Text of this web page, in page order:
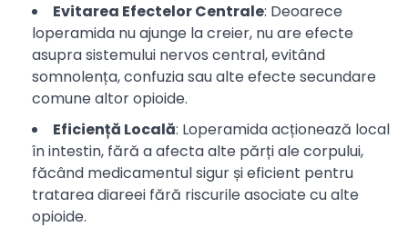
Evitarea Efectelor Centrale: Deoarece
loperamida nu ajunge la creier, nu are efecte
asupra sistemului nervos central, evitând
somnolența, confuzia sau alte efecte secundare
comune altor opioide.
Eficiență Locală: Loperamida acționează local
în intestin, fără a afecta alte părți ale corpului,
făcând medicamentul sigur și eficient pentru
tratarea diareei fără riscurile asociate cu alte
opioide.